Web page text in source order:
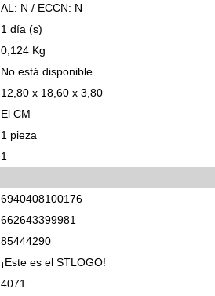
AL: N / ECCN: N
1 día (s)
0,124 Kg
No está disponible
12,80 x 18,60 x 3,80
El CM
1 pieza
1
6940408100176
662643399981
85444290
¡Este es el STLOGO!
4071